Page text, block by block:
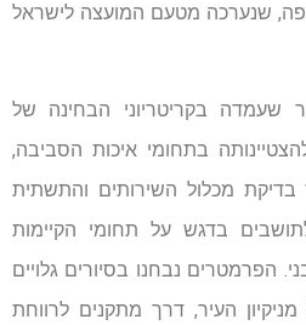
שנערכה מטעם המועצה לישראל
שעמדה בקריטריוני הבחינה של
בתחומי איכות הסביבה,
בדיקת מכלול השירותים והתשתית
בדגש על תחומי הקיימות
הפרמטרים נבחנו בסיורים גלויים
העיר, דרך מתקנים לרווחת